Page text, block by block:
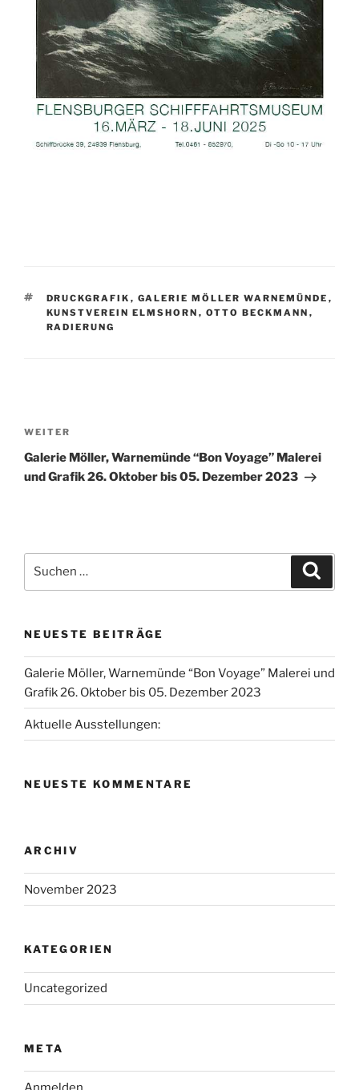
SCHLAGWÖRTER
DRUCKGRAFIK , GALERIE MÖLLER WARNEMÜNDE ,
KUNSTVEREIN ELMSHORN , OTTO BECKMANN ,
RADIERUNG
Nächster
Beitrag
WEITER
Galerie Möller, Warnemünde “Bon Voyage” Malerei
und Grafik 26. Oktober bis 05. Dezember 2023
nach:
NEUESTE BEITRÄGE
Galerie Möller, Warnemünde “Bon Voyage” Malerei und
Grafik 26. Oktober bis 05. Dezember 2023
Aktuelle Ausstellungen:
NEUESTE KOMMENTARE
ARCHIV
November 2023
KATEGORIEN
Uncategorized
META